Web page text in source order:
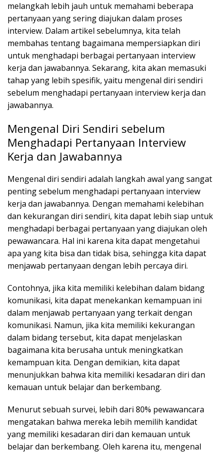
melangkah lebih jauh untuk memahami beberapa
pertanyaan yang sering diajukan dalam proses
interview. Dalam artikel sebelumnya, kita telah
membahas tentang bagaimana mempersiapkan diri
untuk menghadapi berbagai pertanyaan interview
kerja dan jawabannya. Sekarang, kita akan memasuki
tahap yang lebih spesifik, yaitu mengenal diri sendiri
sebelum menghadapi pertanyaan interview kerja dan
jawabannya.
Mengenal Diri Sendiri sebelum
Menghadapi Pertanyaan Interview
Kerja dan Jawabannya
Mengenal diri sendiri adalah langkah awal yang sangat
penting sebelum menghadapi pertanyaan interview
kerja dan jawabannya. Dengan memahami kelebihan
dan kekurangan diri sendiri, kita dapat lebih siap untuk
menghadapi berbagai pertanyaan yang diajukan oleh
pewawancara. Hal ini karena kita dapat mengetahui
apa yang kita bisa dan tidak bisa, sehingga kita dapat
menjawab pertanyaan dengan lebih percaya diri.
Contohnya, jika kita memiliki kelebihan dalam bidang
komunikasi, kita dapat menekankan kemampuan ini
dalam menjawab pertanyaan yang terkait dengan
komunikasi. Namun, jika kita memiliki kekurangan
dalam bidang tersebut, kita dapat menjelaskan
bagaimana kita berusaha untuk meningkatkan
kemampuan kita. Dengan demikian, kita dapat
menunjukkan bahwa kita memiliki kesadaran diri dan
kemauan untuk belajar dan berkembang.
Menurut sebuah survei, lebih dari 80% pewawancara
mengatakan bahwa mereka lebih memilih kandidat
yang memiliki kesadaran diri dan kemauan untuk
belajar dan berkembang. Oleh karena itu, mengenal